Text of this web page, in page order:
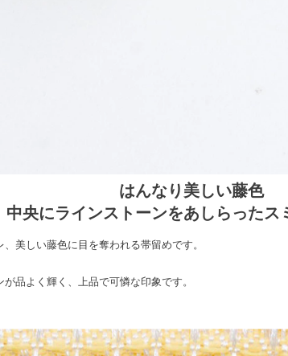
はんなり美しい藤色
中央にラインストーンをあしらったス
美しい藤色に目を奪われる帯留めです。
品よく輝く、上品で可憐な印象です。